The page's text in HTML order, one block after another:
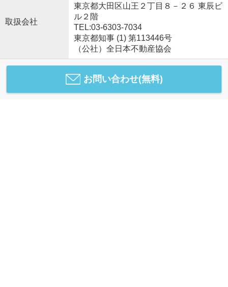
取扱会社
東京都大田区山王２丁目８－２６ 東辰ビ
ル２階
TEL:03-6303-7034
東京都知事 (1) 第113446号
（公社）全日本不動産協会
お問い合わせ(無料)